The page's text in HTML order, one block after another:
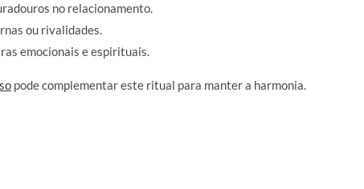
no relacionamento.
ou rivalidades.
emocionais e espirituais.
pode complementar este ritual para manter a harmonia.